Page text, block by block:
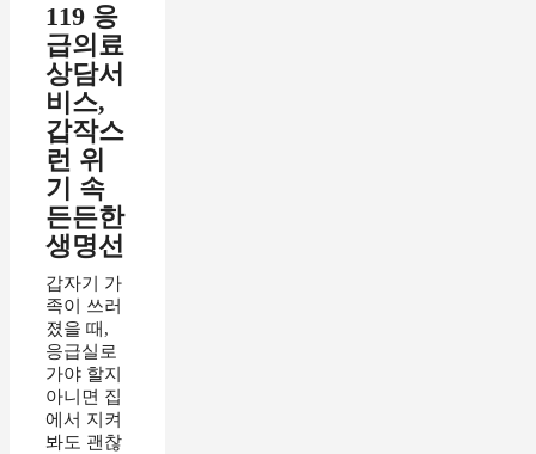
119 응
급의료
상담서
비스,
갑작스
런 위
기 속
든든한
생명선
갑자기 가
족이 쓰러
졌을 때,
응급실로
가야 할지
아니면 집
에서 지켜
봐도 괜찮